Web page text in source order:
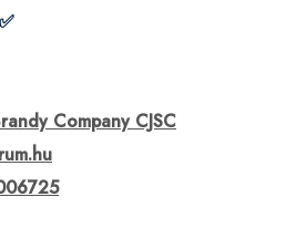
Company CJSC